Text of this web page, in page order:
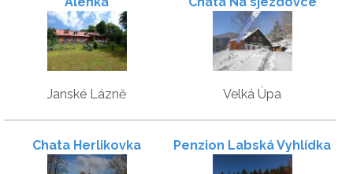
Janské Lázně Velká Úpa
Chata Herlikovka Penzion Labská Vyhlídka